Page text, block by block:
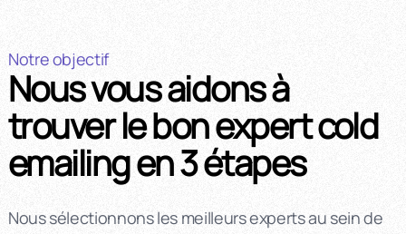
Notre objectif
Nous vous aidons à
trouver le bon expert cold
emailing en 3 étapes
Nous sélectionnons les meilleurs experts au sein de